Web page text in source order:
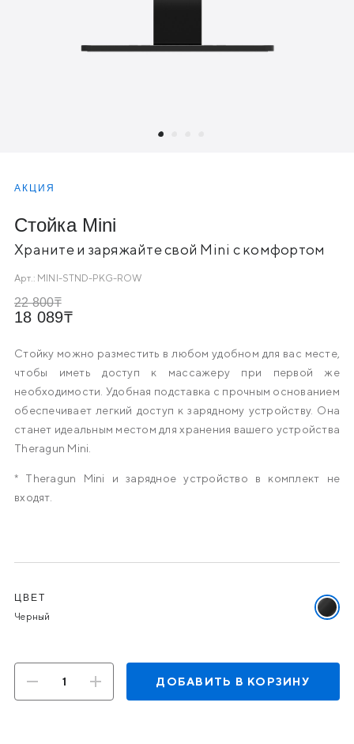
АКЦИЯ
Стойка Mini
Храните и заряжайте свой Mini с комфортом
Арт.: MINI-STND-PKG-ROW
22 800
18 089
Стойку можно разместить в любом удобном для вас месте,
чтобы иметь доступ к массажеру при первой же
необходимости. Удобная подставка с прочным основанием
обеспечивает легкий доступ к зарядному устройству. Она
станет идеальным местом для хранения вашего устройства
Theragun Mini.
* Theragun Mini и зарядное устройство в комплект не
входят.
Варианты
ЦВЕТ
Черный
цвет:
ДОБАВИТЬ В КОРЗИНУ